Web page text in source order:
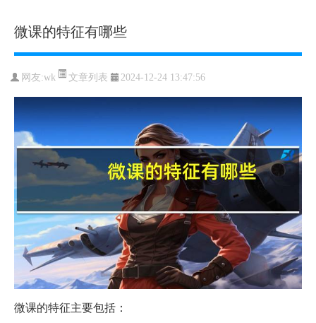
微课的特征有哪些
网友:wk 文章列表 2024-12-24 13:47:56
微课的特征主要包括：